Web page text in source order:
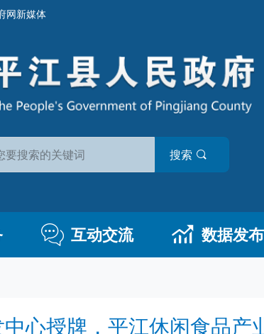
网新媒体
搜索
互动交流 数据发布
心授牌，平江休闲食品产